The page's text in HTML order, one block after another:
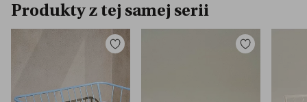
Produkty z tej samej serii
Dodaj
Dodaj